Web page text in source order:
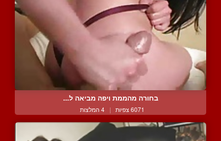
בחורה מהממת ויפה מביאה ל...
6071 צפיות | 4 המלצות